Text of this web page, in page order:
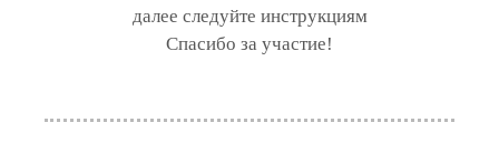
далее следуйте инструкциям
Спасибо за участие!